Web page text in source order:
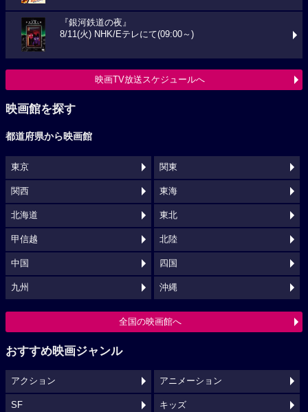
『銀河鉄道の夜』
8/11(火) NHK/Eテレにて(09:00～)
映画TV放送スケジュールへ
映画館を探す
都道府県から映画館
東京 関東
関西 東海
北海道 東北
甲信越 北陸
中国 四国
九州 沖縄
全国の映画館へ
おすすめ映画ジャンル
アクション アニメーション
SF キッズ